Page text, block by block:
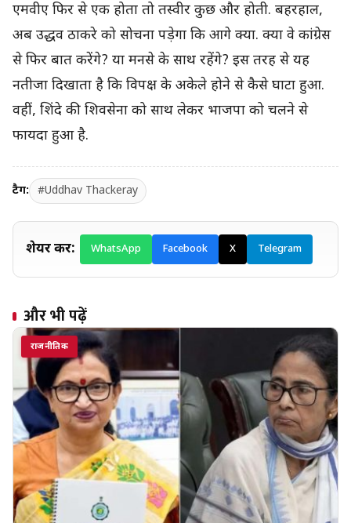
एमवीए फिर से एक होता तो तस्वीर कुछ और होती. बहरहाल,
अब उद्धव ठाकरे को सोचना पड़ेगा कि आगे क्या. क्या वे कांग्रेस
से फिर बात करेंगे? या मनसे के साथ रहेंगे? इस तरह से यह
नतीजा दिखाता है कि विपक्ष के अकेले होने से कैसे घाटा हुआ.
वहीं, शिंदे की शिवसेना को साथ लेकर भाजपा को चलने से
फायदा हुआ है.
टैग: #Uddhav Thackeray
शेयर करें: WhatsApp Facebook X Telegram
और भी पढ़ें
राजनीतिक